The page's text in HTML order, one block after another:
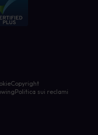
Copyright
Politica sui reclami